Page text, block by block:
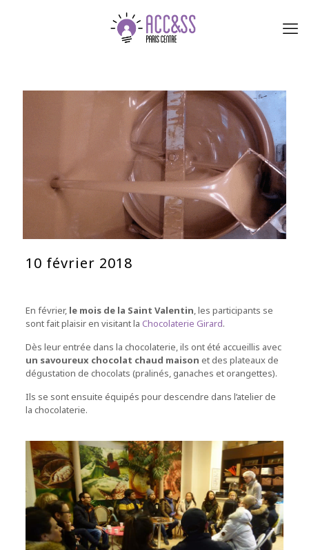
10 février 2018
En février, le mois de la Saint Valentin, les participants se
sont fait plaisir en visitant la Chocolaterie Girard.
Dès leur entrée dans la chocolaterie, ils ont été accueillis avec
un savoureux chocolat chaud maison et des plateaux de
dégustation de chocolats (pralinés, ganaches et orangettes).
Ils se sont ensuite équipés pour descendre dans l’atelier de
la chocolaterie.